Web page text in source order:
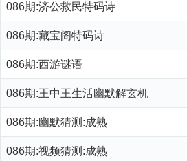
086期:济公救民特码诗
086期:藏宝阁特码诗
086期:西游谜语
086期:王中王生活幽默解玄机
086期:幽默猜测:成熟
086期:视频猜测:成熟